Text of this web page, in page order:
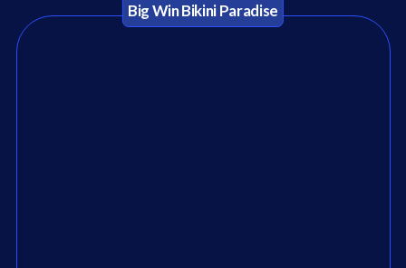
Big Win Bikini Paradise